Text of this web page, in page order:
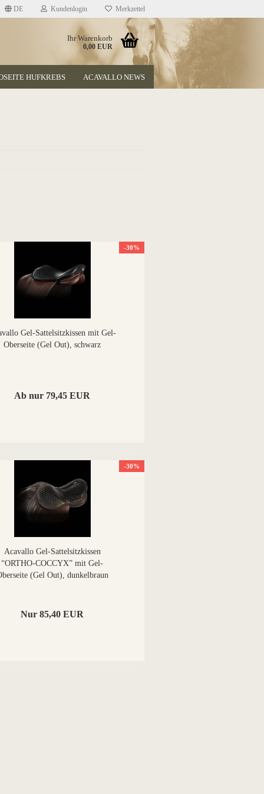
DE Kundenlogin Merkzettel
Ihr Warenkorb
0,00 EUR
HUFKREBS ACAVALLO NEWS
-30%
Gel-Sattelsitzkissen mit Gel-
Oberseite (Gel Out), schwarz
Ab nur 79,45 EUR
-30%
Acavallo Gel-Sattelsitzkissen
“ORTHO-COCCYX” mit Gel-
(Gel Out), dunkelbraun
Nur 85,40 EUR